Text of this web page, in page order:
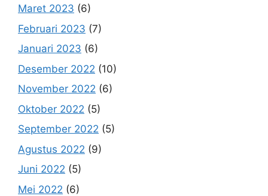
Maret 2023 (6)
Februari 2023 (7)
Januari 2023 (6)
Desember 2022 (10)
November 2022 (6)
Oktober 2022 (5)
September 2022 (5)
Agustus 2022 (9)
Juni 2022 (5)
Mei 2022 (6)